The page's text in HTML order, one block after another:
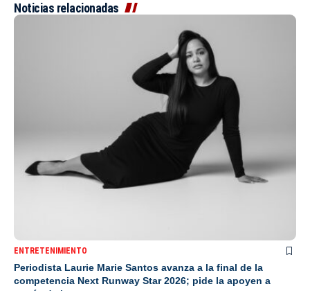
Noticias relacionadas
ENTRETENIMIENTO
Periodista Laurie Marie Santos avanza a la final de la
competencia Next Runway Star 2026; pide la apoyen a